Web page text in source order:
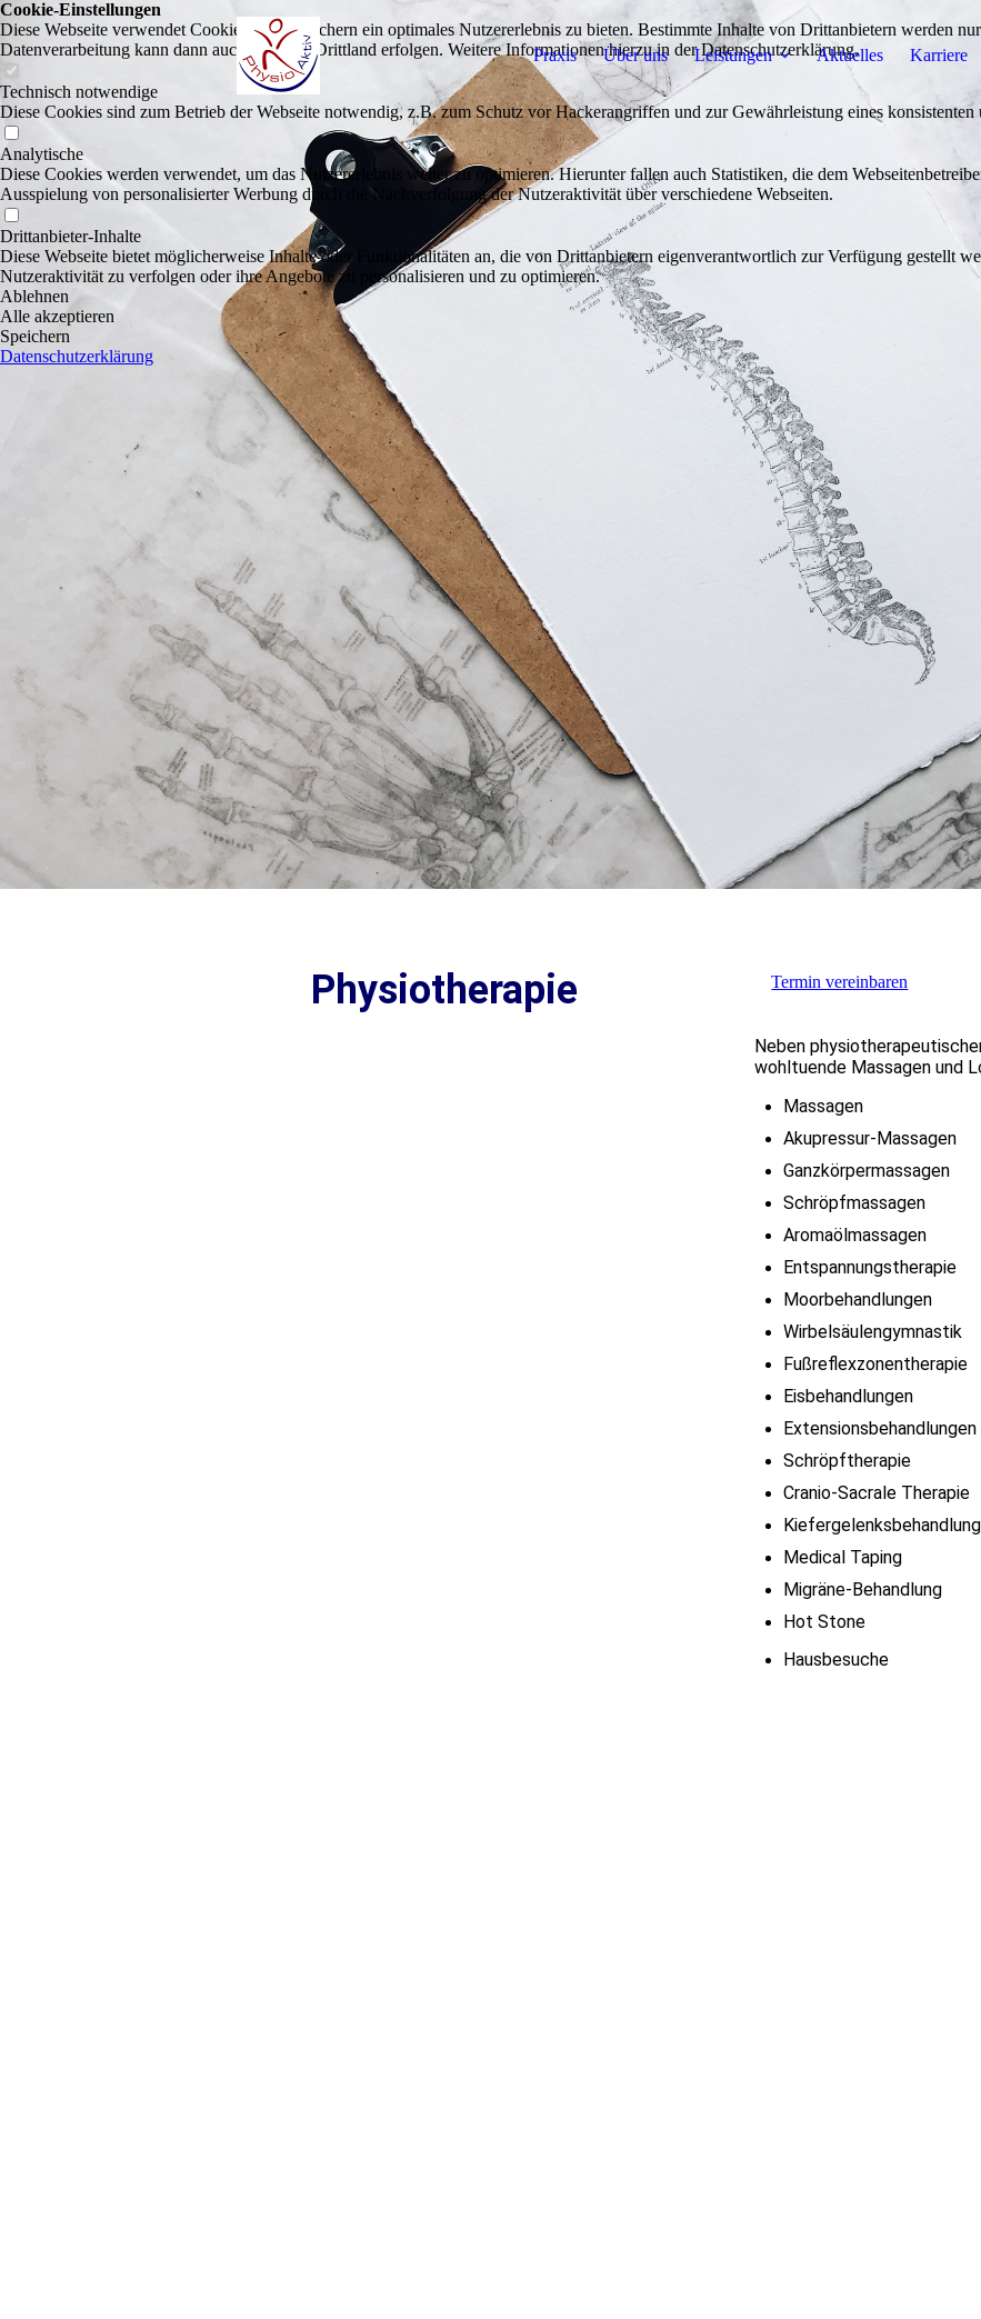
Praxis Über uns Leistungen Aktuelles Karriere
Physiotherapie Termin vereinbaren
Neben
wohltuende Massagen und
Massagen
Akupressur-Massagen
Ganzkörpermassagen
Schröpfmassagen
Aromaölmassagen
Entspannungstherapie
Moorbehandlungen
Wirbelsäulengymnastik
Fußreflexzonentherapie
Eisbehandlungen
Extensionsbehandlungen
Schröpftherapie
Cranio-Sacrale Therapie
Medical Taping
Migräne-Behandlung
Hot Stone
Hausbesuche
Cookie-Einstellungen
Diese Webseite verwendet Cookies, um Besuchern ein optimales Nutzererlebnis zu bieten. Bestimmte Inhalte von Drittanbietern werden
Datenverarbeitung kann dann auch in einem Drittland erfolgen. Weitere Informationen hierzu in der Datenschutzerklärung.
Technisch notwendige
Diese Cookies sind zum Betrieb der Webseite notwendig, z.B. zum Schutz vor Hackerangriffen und zur Gewährleistung eines konsistenten
Analytische
Diese Cookies werden verwendet, um das Nutzererlebnis weiter zu optimieren. Hierunter fallen auch Statistiken, die dem
Ausspielung von personalisierter Werbung durch die Nachverfolgung der Nutzeraktivität über verschiedene Webseiten.
Drittanbieter-Inhalte
Diese Webseite bietet möglicherweise Inhalte oder Funktionalitäten an, die von Drittanbietern eigenverantwortlich zur Verfügung gestellt
Nutzeraktivität zu verfolgen oder ihre Angebote zu personalisieren und zu optimieren.
Ablehnen
Alle akzeptieren
Speichern
Datenschutzerklärung